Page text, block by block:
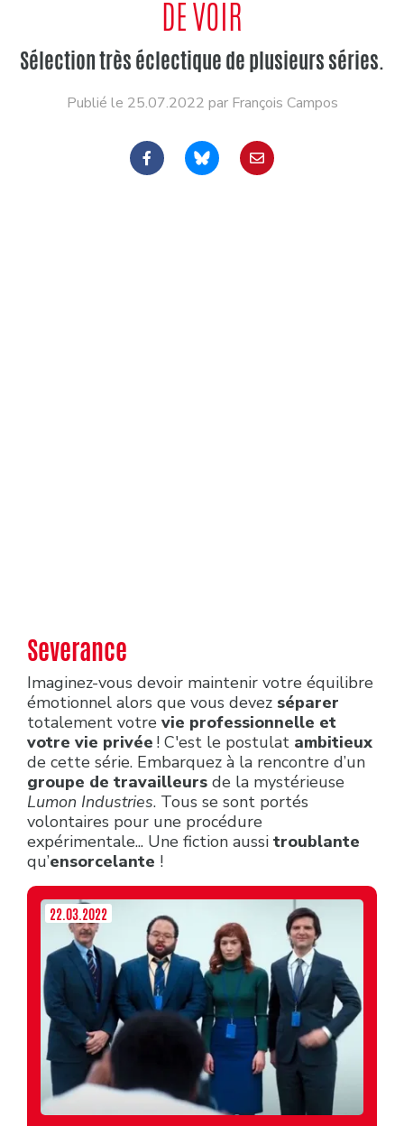
DE VOIR
Sélection très éclectique de plusieurs séries.
Publié le 25.07.2022 par François Campos
Severance
Imaginez-vous devoir maintenir votre équilibre
émotionnel alors que vous devez séparer
totalement votre vie professionnelle et
votre vie privée ! C'est le postulat ambitieux
de cette série. Embarquez à la rencontre d’un
groupe de travailleurs de la mystérieuse
Lumon Industries. Tous se sont portés
volontaires pour une procédure
expérimentale... Une fiction aussi troublante
qu’ensorcelante !
22.03.2022